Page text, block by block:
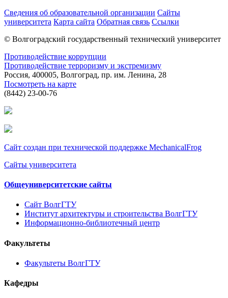
Сведения об образовательной организации Сайты
университета Карта сайта Обратная связь Ссылки
© Волгоградский государственный технический университет
Противодействие коррупции
Противодействие терроризму и экстремизму
Россия, 400005, Волгоград, пр. им. Ленина, 28
Посмотреть на карте
(8442) 23-00-76
Сайт создан при технической поддержке MechanicalFrog
Сайты университета
Общеуниверситетские сайты
Сайт ВолгГТУ
Институт архитектуры и строительства ВолгГТУ
Информационно-библиотечный центр
Факультеты
Факультеты ВолгГТУ
Кафедры